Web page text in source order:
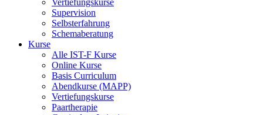
Vertiefungskurse
Supervision
Selbsterfahrung
Schemaberatung
Kurse
Alle IST-F Kurse
Online Kurse
Basis Curriculum
Abendkurse (MAPP)
Vertiefungskurse
Paartherapie